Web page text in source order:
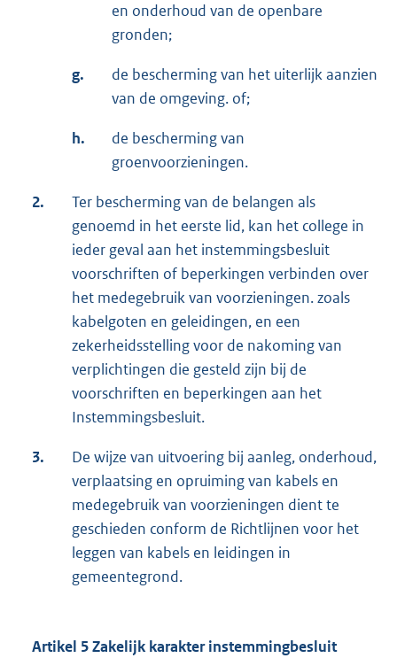
en onderhoud van de openbare
gronden;
g.
de bescherming van het uiterlijk aanzien
van de omgeving. of;
h.
de bescherming van
groenvoorzieningen.
2.
Ter bescherming van de belangen als
genoemd in het eerste lid, kan het college in
ieder geval aan het instemmingsbesluit
voorschriften of beperkingen verbinden over
het medegebruik van voorzieningen. zoals
kabelgoten en geleidingen, en een
zekerheidsstelling voor de nakoming van
verplichtingen die gesteld zijn bij de
voorschriften en beperkingen aan het
Instemmingsbesluit.
3.
De wijze van uitvoering bij aanleg, onderhoud,
verplaatsing en opruiming van kabels en
medegebruik van voorzieningen dient te
geschieden conform de Richtlijnen voor het
leggen van kabels en leidingen in
gemeentegrond.
Artikel 5 Zakelijk karakter instemmingbesluit